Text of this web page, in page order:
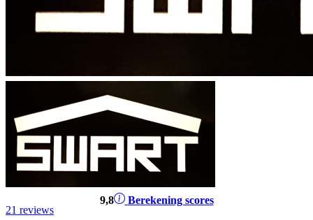
9,8
Berekening scores
21 reviews